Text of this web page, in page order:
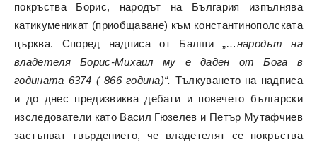
покръства Борис, народът на България изпълнява
катикуменикат (приобщаване) към константинополската
църква. Според надписа от Балши „…народът на
владетеля Борис-Михаил му е даден от Бога в
годината 6374 ( 866 година)“. Тълкуването на надписа
и до днес предизвиква дебати и повечето български
изследователи като Васил Гюзелев и Петър Мутафчиев
застъпват твърдението, че владетелят се покръства